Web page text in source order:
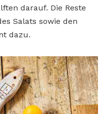
darauf. Die Reste
Salats sowie den
dazu.